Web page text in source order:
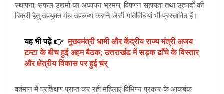
स्थापना, सफल उद्यमों का अध्ययन भ्रमण, विपणन सहायता तथा उत्पादों की
बिक्री हेतु उपयुक्त मंच उपलब्ध कराने जैसी गतिविधियां भी प्रस्तावित हैं।
यह भी पढ़ें 👉 मुख्यमंत्री धामी और केंद्रीय राज्य मंत्री अजय
टम्टा के बीच हुई अहम बैठक; उत्तराखंड में सड़क ढाँचे के विस्तार
और क्षेत्रीय विकास पर हुई चर्
वर्तमान में प्रशिक्षण प्राप्त कर रही महिलाएं विभिन्न प्रकार के आकर्षक